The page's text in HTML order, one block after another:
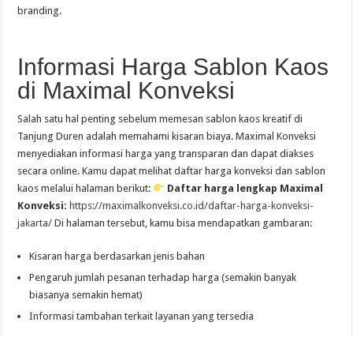
branding.
Informasi Harga Sablon Kaos
di Maximal Konveksi
Salah satu hal penting sebelum memesan sablon kaos kreatif di
Tanjung Duren adalah memahami kisaran biaya. Maximal Konveksi
menyediakan informasi harga yang transparan dan dapat diakses
secara online. Kamu dapat melihat daftar harga konveksi dan sablon
kaos melalui halaman berikut:
Daftar harga lengkap Maximal
Konveksi: https://maximalkonveksi.co.id/daftar-harga-konveksi-
jakarta/ Di halaman tersebut, kamu bisa mendapatkan gambaran:
Kisaran harga berdasarkan jenis bahan
Pengaruh jumlah pesanan terhadap harga (semakin banyak
biasanya semakin hemat)
Informasi tambahan terkait layanan yang tersedia